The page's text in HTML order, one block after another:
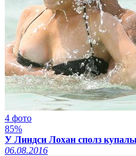
4 фото
85%
У Линдси Лохан сполз
06.08.2016